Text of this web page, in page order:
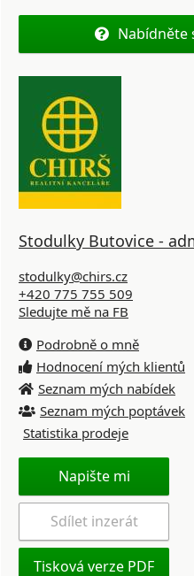
Nabídněte
Stodulky Butovice -
stodulky@chirs.cz
+420 775 755 509
Sledujte mě na FB
Podrobně o mně
Hodnocení mých klientů
Seznam mých nabídek
Seznam mých poptávek
Statistika prodeje
Napište mi
Sdílet inzerát
Tisková verze PDF